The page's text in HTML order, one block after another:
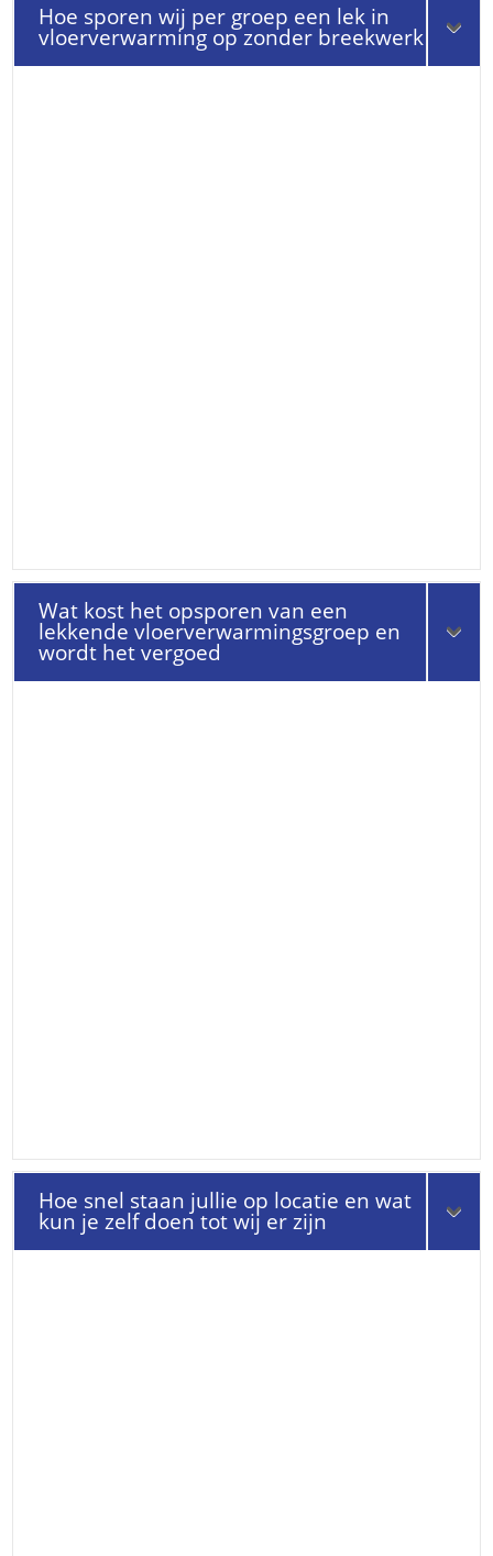
Hoe sporen wij per groep een lek in
vloerverwarming op zonder breekwerk
Wat kost het opsporen van een
lekkende vloerverwarmingsgroep en
wordt het vergoed
Hoe snel staan jullie op locatie en wat
kun je zelf doen tot wij er zijn